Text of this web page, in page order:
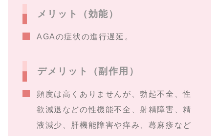
メリット（効能）
AGAの症状の進行遅延。
デメリット（副作用）
頻度は高くありませんが、勃起不全、性
欲減退などの性機能不全、射精障害、精
液減少、肝機能障害や痒み、蕁麻疹など